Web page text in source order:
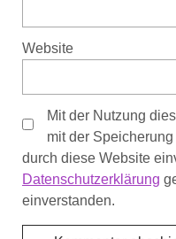
Website
Mit der Nutzung
mit der
durch diese Website
Datenschutzerklärung
einverstanden.